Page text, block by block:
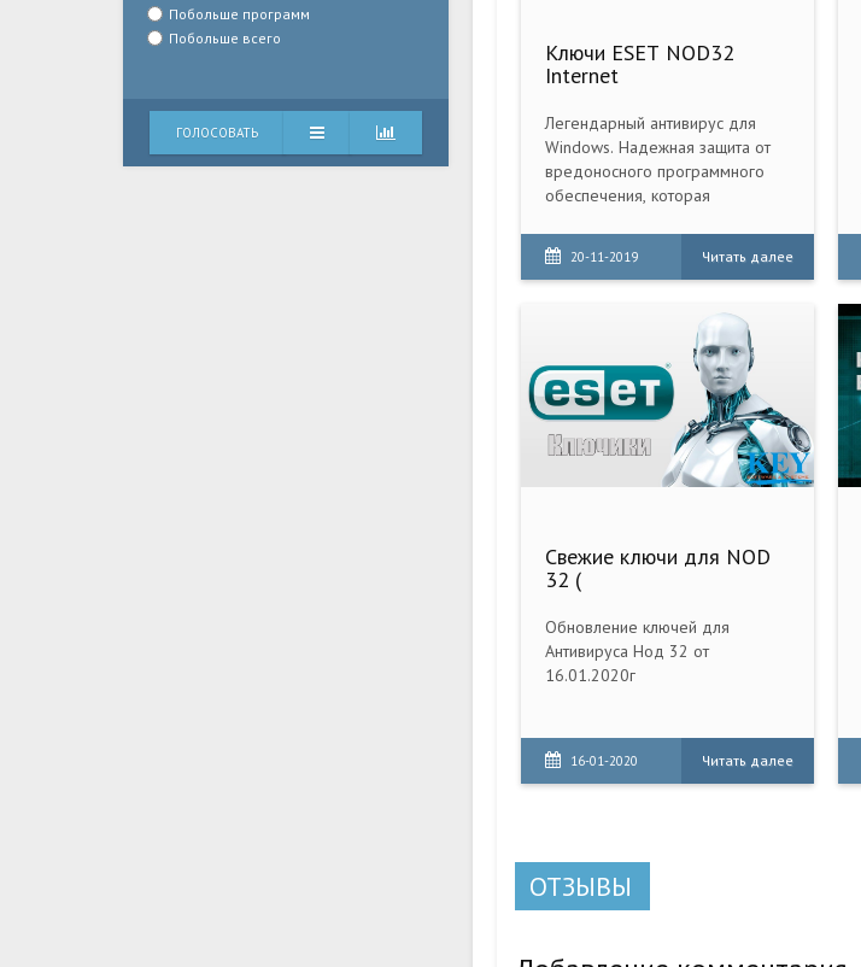
Побольше программ
Побольше всего
ГОЛОСОВАТЬ
Ключи ESET NOD32
Internet
Легендарный антивирус для
Windows. Надежная защита от
вредоносного программного
обеспечения, которая
обнаружения, скорость работы и
удобство использования.
20-11-2019 Читать далее
Свежие ключи для NOD
32 (
Обновление ключей для
Антивируса Нод 32 от
16.01.2020г
16-01-2020 Читать далее
ОТЗЫВЫ